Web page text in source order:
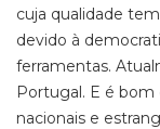
cuja qualidade
devido à
ferramentas.
Portugal. E é bom
nacionais e